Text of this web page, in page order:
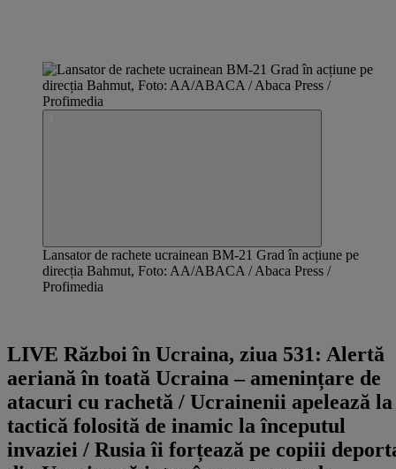
Lansator de rachete ucrainean BM-21 Grad în acțiune pe
direcția Bahmut, Foto: AA/ABACA / Abaca Press /
Profimedia
LIVE Război în Ucraina, ziua 531: Alertă
aeriană în toată Ucraina – amenințare de
atacuri cu rachetă / Ucrainenii apelează la
tactică folosită de inamic la începutul
invaziei / Rusia îi forțează pe copiii